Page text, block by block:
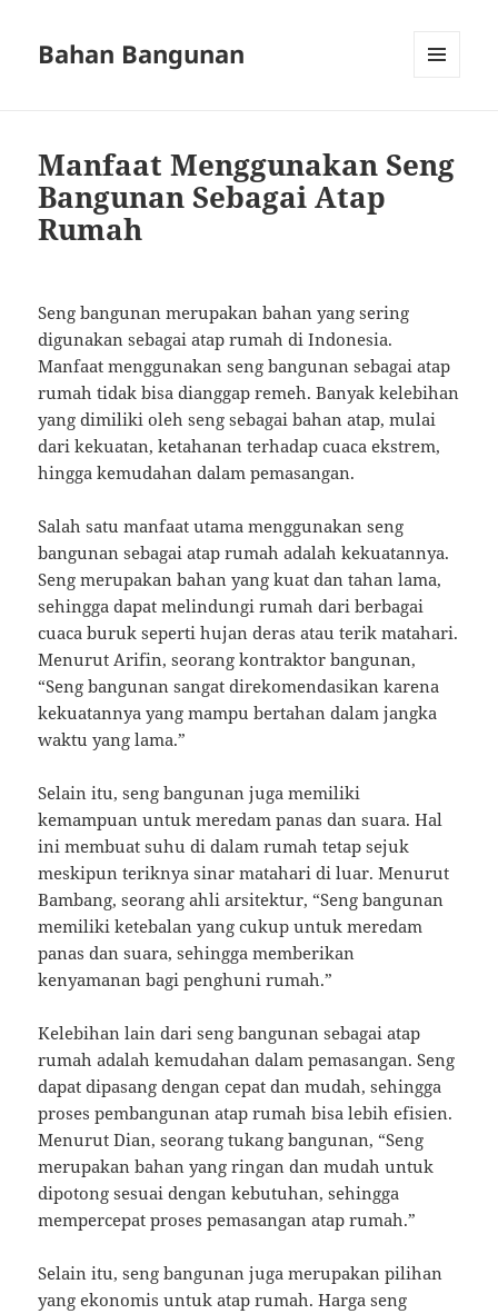
Bahan Bangunan
Manfaat Menggunakan Seng
Bangunan Sebagai Atap
Rumah
Seng bangunan merupakan bahan yang sering
digunakan sebagai atap rumah di Indonesia.
Manfaat menggunakan seng bangunan sebagai atap
rumah tidak bisa dianggap remeh. Banyak kelebihan
yang dimiliki oleh seng sebagai bahan atap, mulai
dari kekuatan, ketahanan terhadap cuaca ekstrem,
hingga kemudahan dalam pemasangan.
Salah satu manfaat utama menggunakan seng
bangunan sebagai atap rumah adalah kekuatannya.
Seng merupakan bahan yang kuat dan tahan lama,
sehingga dapat melindungi rumah dari berbagai
cuaca buruk seperti hujan deras atau terik matahari.
Menurut Arifin, seorang kontraktor bangunan,
“Seng bangunan sangat direkomendasikan karena
kekuatannya yang mampu bertahan dalam jangka
waktu yang lama.”
Selain itu, seng bangunan juga memiliki
kemampuan untuk meredam panas dan suara. Hal
ini membuat suhu di dalam rumah tetap sejuk
meskipun teriknya sinar matahari di luar. Menurut
Bambang, seorang ahli arsitektur, “Seng bangunan
memiliki ketebalan yang cukup untuk meredam
panas dan suara, sehingga memberikan
kenyamanan bagi penghuni rumah.”
Kelebihan lain dari seng bangunan sebagai atap
rumah adalah kemudahan dalam pemasangan. Seng
dapat dipasang dengan cepat dan mudah, sehingga
proses pembangunan atap rumah bisa lebih efisien.
Menurut Dian, seorang tukang bangunan, “Seng
merupakan bahan yang ringan dan mudah untuk
dipotong sesuai dengan kebutuhan, sehingga
mempercepat proses pemasangan atap rumah.”
Selain itu, seng bangunan juga merupakan pilihan
yang ekonomis untuk atap rumah. Harga seng